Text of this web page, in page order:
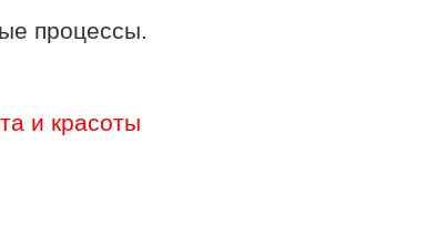
процессы.
и красоты